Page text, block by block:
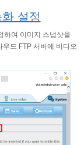
설정
하여 이미지 스냅샷을
드 FTP 서버에 비디오